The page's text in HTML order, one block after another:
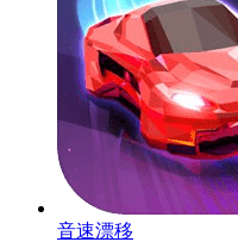
音速漂移